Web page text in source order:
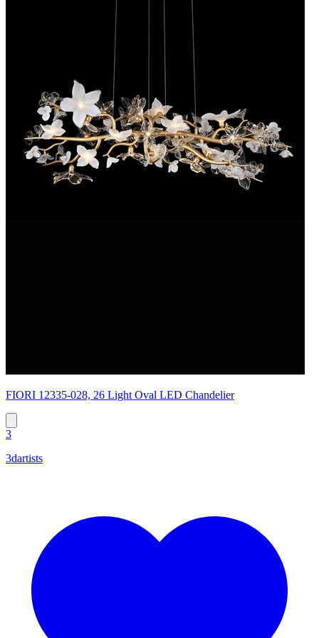
FIORI 12335-028, 26 Light Oval LED Chandelier
3
3dartists